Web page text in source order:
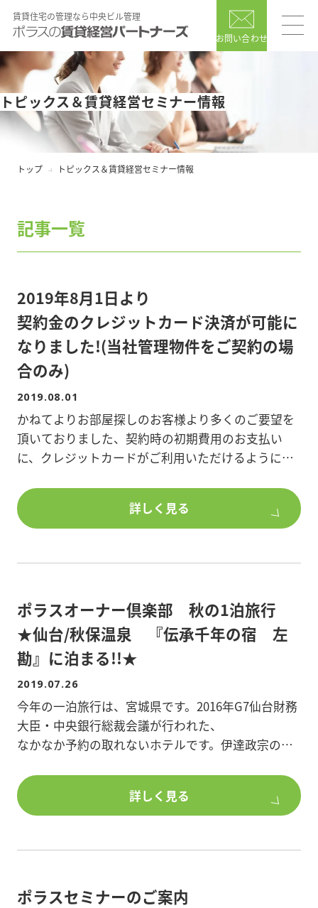
賃貸住宅の管理なら中央ビル管理
お問い合わせ
トピックス＆賃貸経営セミナー情報
トップ トピックス＆賃貸経営セミナー情報
記事一覧
2019年8月1日より
契約金のクレジットカード決済が可能に
なりました!(当社管理物件をご契約の場
合のみ)
2019.08.01
かねてよりお部屋探しのお客様より多くのご要望を
頂いておりました、契約時の初期費用のお支払い
に、クレジットカードがご利用いただけるようにな
EXPRESS、Diner’s Clubの5ブランドのクレジットカ
ード決済に対応しています。
メールにて決済URLをご案内させていただくので、
今後とも、お預かりしているお部屋の入居率をアッ
プさせる施策を取り入れて参ります。
詳しく見る
ポラスオーナー倶楽部 秋の1泊旅行
★仙台/秋保温泉 『伝承千年の宿 左
勘』に泊まる!!★
2019.07.26
今年の一泊旅行は、宮城県です。2016年G7仙台財務
大臣・中央銀行総裁会議が行われた、
なかなか予約の取れないホテルです。伊達政宗の愛
空間・お食事はもちろんですが、名物朝食ビュッフ
ェ「プレミアム モーニング」と左勘に泊まる
醍醐味を味わいつくしてください。
詳しく見る
ポラスセミナーのご案内